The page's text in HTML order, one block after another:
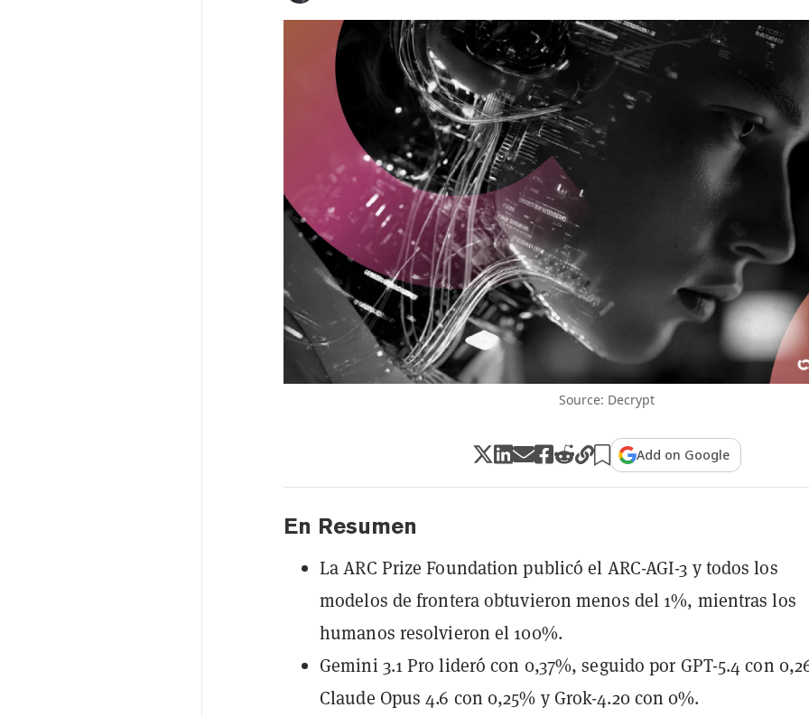
Source: Decrypt
Add on Google
En Resumen
La ARC Prize Foundation publicó el ARC-AGI-3 y todos los
modelos de frontera obtuvieron menos del 1%, mientras los
humanos resolvieron el 100%.
Gemini 3.1 Pro lideró con 0,37%, seguido por GPT-5.4 con
Claude Opus 4.6 con 0,25% y Grok-4.20 con 0%.